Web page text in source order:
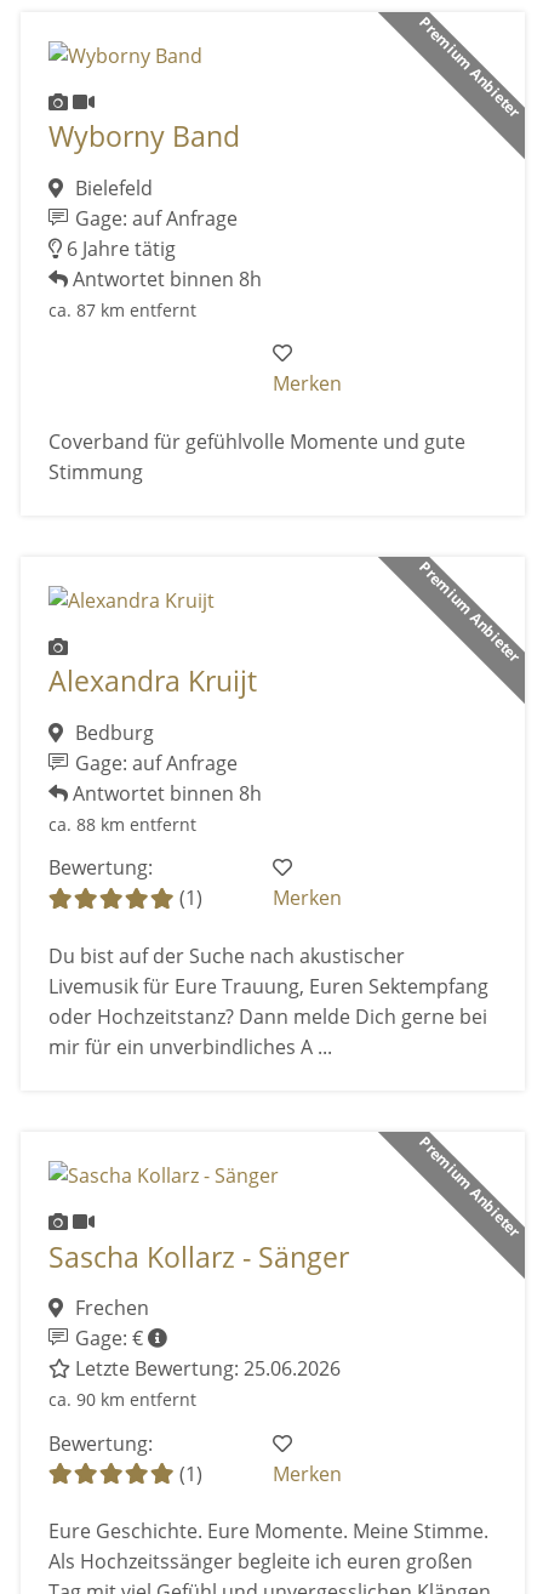
Premium Anbieter
Wyborny Band
Bielefeld
Gage: auf Anfrage
6 Jahre tätig
Antwortet binnen 8h
ca. 87 km entfernt
Merken
Coverband für gefühlvolle Momente und gute
Stimmung
Premium Anbieter
Alexandra Kruijt
Bedburg
Gage: auf Anfrage
Antwortet binnen 8h
ca. 88 km entfernt
Bewertung:
(1)
Merken
Du bist auf der Suche nach akustischer
Livemusik für Eure Trauung, Euren Sektempfang
oder Hochzeitstanz? Dann melde Dich gerne bei
mir für ein unverbindliches A ...
Premium Anbieter
Sascha Kollarz - Sänger
Frechen
Gage: €
Letzte Bewertung: 25.06.2026
ca. 90 km entfernt
Bewertung:
(1)
Merken
Eure Geschichte. Eure Momente. Meine Stimme.
Als Hochzeitssänger begleite ich euren großen